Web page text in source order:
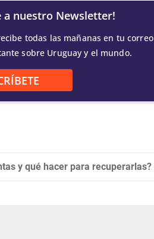
a nuestro Newsletter!
todas las mañanas en tu correo
sobre Uruguay y el mundo.
y qué hacer para recuperarlas?